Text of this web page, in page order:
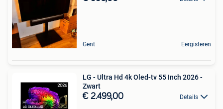
Gent Eergisteren
LG - Ultra Hd 4k Oled-tv 55 Inch 2026 -
Zwart
€ 2.499,00 Details